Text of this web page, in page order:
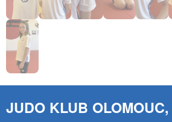
JUDO KLUB